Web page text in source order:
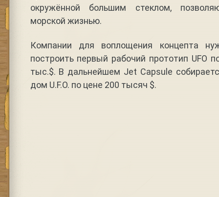
окружённой большим стеклом,
морской жизнью.
Компании для воплощения концепта
построить первый рабочий прототип UFO
тыс.$. В дальнейшем Jet Capsule
дом U.F.O. по цене 200 тысяч $.